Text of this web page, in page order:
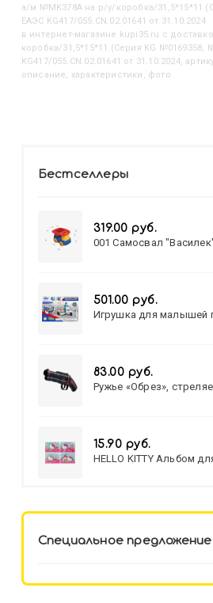
А/м №MK378A на р/у/коробка/31,5*15*11 (Серия KG №0169358, №
ЕАЭС KG417/055.CN.02.01641 от 31.10.2024
в интернет-магазине kupi35.ru с
коробка/31,5*15*11 (Серия KG №0169358,
KG417/055.CN.02.01641 от 31.10.2024,
описание, характеристики, фото
Бестселлеры
319.00 руб.
001 Самосвал
501.00 руб.
Игрушка для малышей
83.00 руб.
Ружье «Обрез»,
15.90 руб.
HELLO KITTY Альбом
Специальное предложение